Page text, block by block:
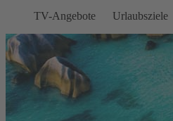
TV-Angebote Urlaubsziele